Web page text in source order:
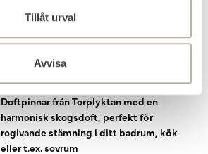
Tillåt urval
Avvisa
Torplyktan Doftpinnar Kåda
Kåda 100 ml
Doftpinnar från Torplyktan med en
harmonisk skogsdoft, perfekt för
rogivande stämning i ditt badrum, kök
eller t.ex. sovrum